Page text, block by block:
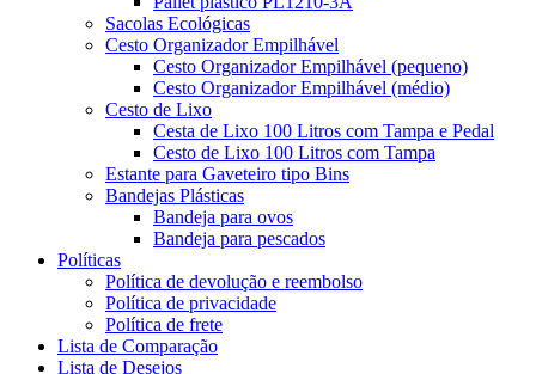
Sacolas Ecológicas
Cesto Organizador Empilhável
Cesto Organizador Empilhável (pequeno)
Cesto Organizador Empilhável (médio)
Cesto de Lixo
Cesta de Lixo 100 Litros com Tampa e Pedal
Cesto de Lixo 100 Litros com Tampa
Estante para Gaveteiro tipo Bins
Bandejas Plásticas
Bandeja para ovos
Bandeja para pescados
Políticas
Política de devolução e reembolso
Política de privacidade
Política de frete
Lista de Comparação
Lista de Desejos